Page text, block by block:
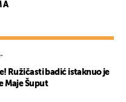
Ružičasti badić istaknuo je
Maje Šuput